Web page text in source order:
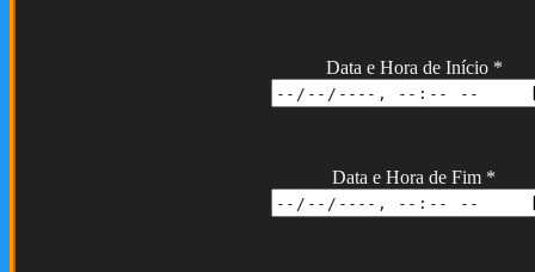
Data e Hora de Início *
Data e Hora de Fim *